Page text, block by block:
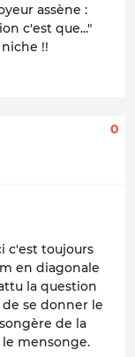
assène :
c'est que..."
!!
0
c'est toujours
en diagonale
la question
se donner le
de la
mensonge.